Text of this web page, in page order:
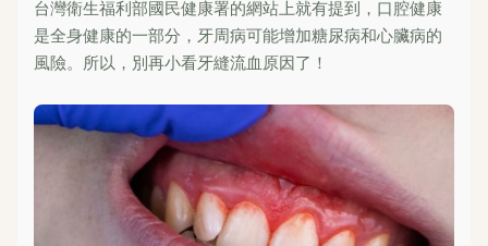
台灣衛生福利部國民健康署的網站上就有提到，口腔健康
是全身健康的一部分，牙周病可能增加糖尿病和心臟病的
風險。所以，別再小看牙縫流血原因了！